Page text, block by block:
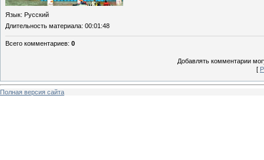
Язык: Русский
Длительность материала: 00:01:48
Всего комментариев: 0
Добавлять комментарии
[
Полная версия сайта